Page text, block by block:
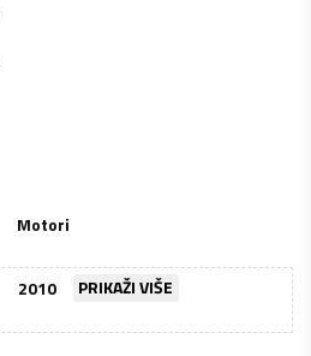
Motori
2010 PRIKAŽI VIŠE